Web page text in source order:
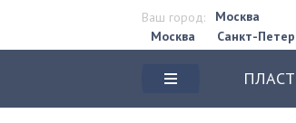
Ваш город:
Москва
Москва
Санкт-